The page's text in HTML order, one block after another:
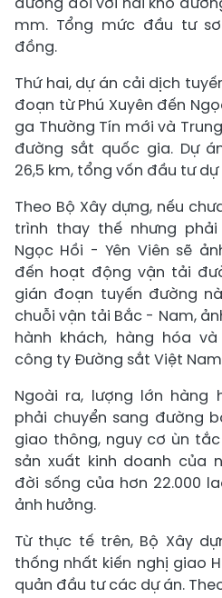
mm. Tổng mức đầu tư
đồng.
Thứ hai, dự án cải dịch
đoạn từ Phú Xuyên đến
ga Thường Tín mới và
đường sắt quốc gia. Dự
26,5 km, tổng vốn đầu tư dự
Theo Bộ Xây dựng, nếu
trình thay thế nhưng
Ngọc Hồi - Yên Viên sẽ
đến hoạt động vận tải
gián đoạn tuyến đường
chuỗi vận tải Bắc - Nam,
hành khách, hàng hóa
công ty Đường sắt Việt
Ngoài ra, lượng lớn hàng
phải chuyển sang đường
giao thông, nguy cơ ùn
sản xuất kinh doanh của
đời sống của hơn 22.000
ảnh hưởng.
Từ thực tế trên, Bộ Xây
thống nhất kiến nghị giao
quản đầu tư các dự án.